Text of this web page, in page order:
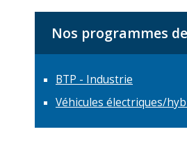
Nos programmes
BTP - Industrie
Véhicules électriques/